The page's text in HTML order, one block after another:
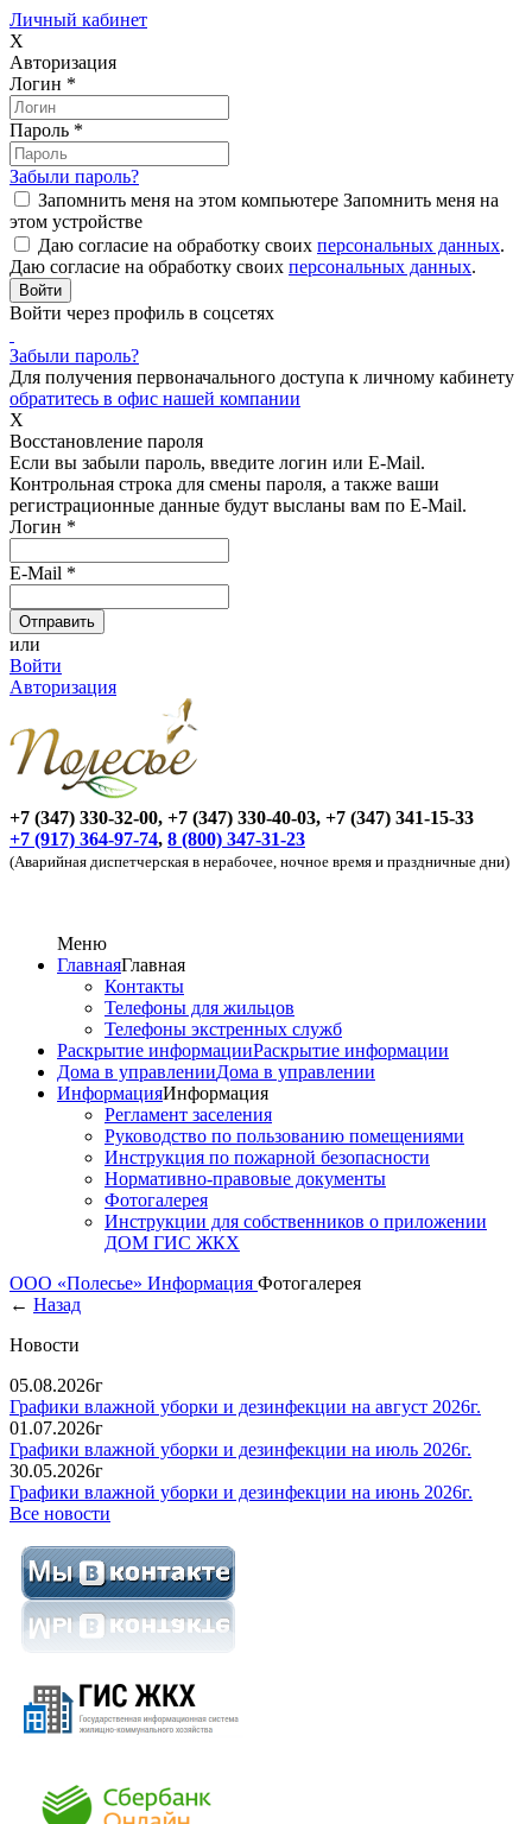
Личный кабинет
X
Авторизация
Логин *
Пароль *
Забыли пароль?
Запомнить меня на этом компьютере Запомнить меня на
этом устройстве
Даю согласие на обработку своих персональных данных.
Даю согласие на обработку своих персональных данных.
Войти через профиль в соцсетях
Забыли пароль?
Для получения первоначального доступа к личному кабинету
обратитесь в офис нашей компании
X
Восстановление пароля
Если вы забыли пароль, введите логин или E-Mail.
Контрольная строка для смены пароля, а также ваши
регистрационные данные будут высланы вам по E-Mail.
Логин *
E-Mail *
или
Войти
Авторизация
+7 (347) 330-32-00, +7 (347) 330-40-03, +7 (347) 341-15-33
+7 (917) 364-97-74, 8 (800) 347-31-23
(Аварийная диспетчерская в нерабочее, ночное время и праздничные дни)
Меню
ГлавнаяГлавная
Контакты
Телефоны для жильцов
Телефоны экстренных служб
Раскрытие информацииРаскрытие информации
Дома в управленииДома в управлении
ИнформацияИнформация
Регламент заселения
Руководство по пользованию помещениями
Инструкция по пожарной безопасности
Нормативно-правовые документы
Фотогалерея
Инструкции для собственников о приложении
ДОМ ГИС ЖКХ
ООО «Полесье» Информация Фотогалерея
← Назад
Новости
05.08.2026г
Графики влажной уборки и дезинфекции на август 2026г.
01.07.2026г
Графики влажной уборки и дезинфекции на июль 2026г.
30.05.2026г
Графики влажной уборки и дезинфекции на июнь 2026г.
Все новости